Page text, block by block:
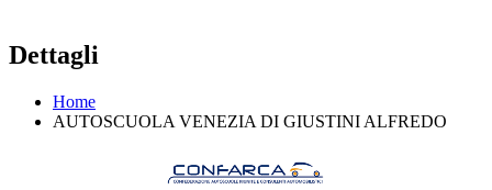
Dettagli
Home
AUTOSCUOLA VENEZIA DI GIUSTINI ALFREDO